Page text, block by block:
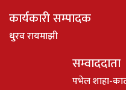
कार्यकारी सम्पादक
धु्रव रायमाझी
सम्वाददाता
पभेल शाहा-